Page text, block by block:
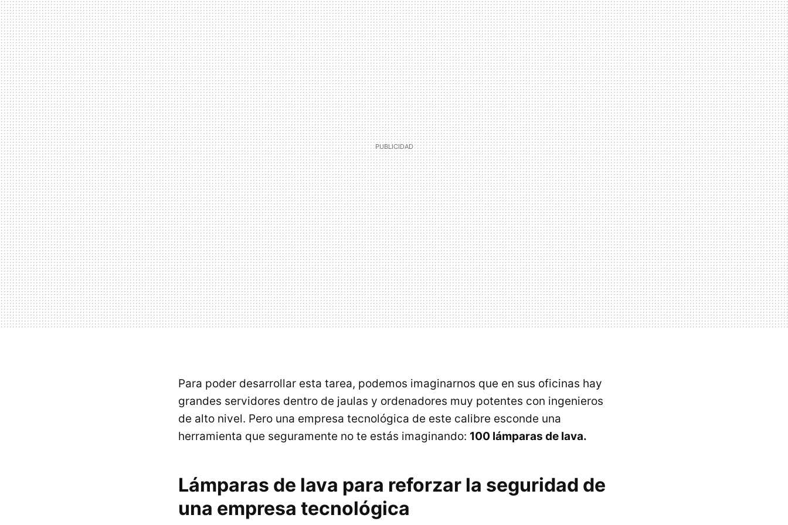
Para poder desarrollar esta tarea, podemos imaginarnos que en sus oficinas hay
grandes servidores dentro de jaulas y ordenadores muy potentes con ingenieros
de alto nivel. Pero una empresa tecnológica de este calibre esconde una
herramienta que seguramente no te estás imaginando: 100 lámparas de lava.
Lámparas de lava para reforzar la seguridad de
una empresa tecnológica